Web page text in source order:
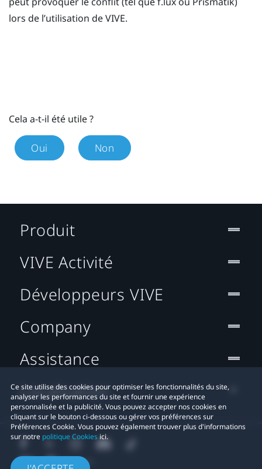
lors de l’utilisation deVIVE.
Cela a-t-il été utile ?
Oui Non
Ce site utilise des cookies pour optimiser les fonctionnalités du site,
analyser les performances du site et fournir une expérience
personnalisée et la publicité. Vous pouvez accepter nos cookies en
cliquant sur le bouton ci-dessous ou gérer vos préférences sur
Préférences Cookie. Vous pouvez également trouver plus d'informations
sur notre politique Cookiesici.
Produit
VIVE Activité
Développeurs VIVE
Company
Assistance
Localisation